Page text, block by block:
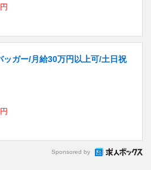
ガー/月給30万円以上可/土日祝
Sponsored by